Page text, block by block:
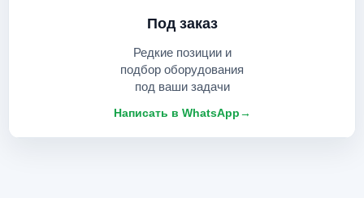
Под заказ
Редкие позиции и
подбор оборудования
под ваши задачи
Написать в WhatsApp→